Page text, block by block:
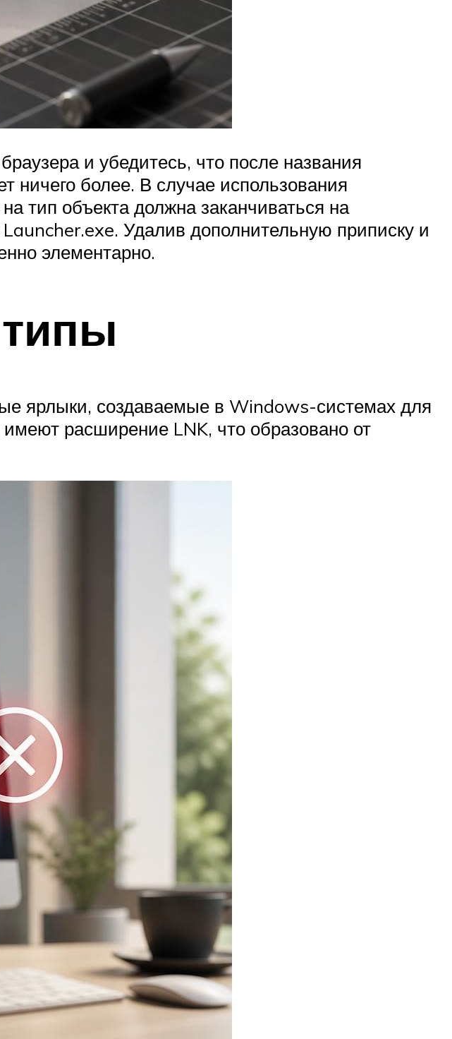
и убедитесь, что после названия
ничего более. В случае использования
тип объекта должна заканчиваться на
Удалив дополнительную приписку и
элементарно.
ярлыки, создаваемые в Windows-системах для
расширение LNK, что образовано от